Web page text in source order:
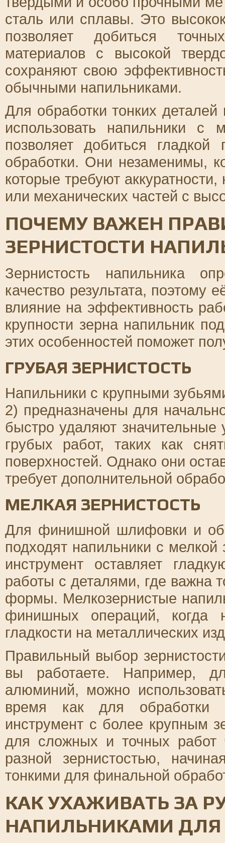
сталь или сплавы. Это
позволяет добиться
материалов с высокой
сохраняют свою
обычными напильниками.
Для обработки тонких
использовать напильники с
позволяет добиться
обработки. Они незаменимы,
которые требуют
или механических частей с
ПОЧЕМУ ВАЖЕН
ЗЕРНИСТОСТИ
Зернистость напильника
качество результата,
влияние на эффективность
крупности зерна напильник
этих особенностей поможет
ГРУБАЯ ЗЕРНИСТОСТЬ
Напильники с крупными
2) предназначены для
быстро удаляют значительные
грубых работ, таких как
поверхностей. Однако они
требует дополнительной
МЕЛКАЯ ЗЕРНИСТОСТЬ
Для финишной шлифовки и
подходят напильники с
инструмент оставляет
работы с деталями, где важна
формы. Мелкозернистые
финишных операций, когда
гладкости на металлических
Правильный выбор
вы работаете. Например,
алюминий, можно
время как для обработки
инструмент с более крупным
для сложных и точных работ
разной зернистостью,
тонкими для финальной
КАК УХАЖИВАТЬ ЗА
НАПИЛЬНИКАМИ